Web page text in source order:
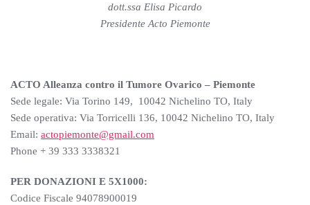
dott.ssa Elisa Picardo
Presidente Acto Piemonte
ACTO Alleanza contro il Tumore Ovarico – Piemonte
Sede legale: Via Torino 149, 10042 Nichelino TO, Italy
Sede operativa: Via Torricelli 136, 10042 Nichelino TO, Italy
Email: actopiemonte@gmail.com
Phone + 39 333 3338321
PER DONAZIONI E 5X1000:
Codice Fiscale 94078900019